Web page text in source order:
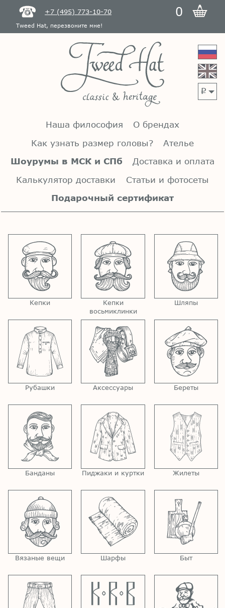
+7 (495) 773-10-70 0
Tweed Hat, перезвоните мне!
p
Наша философия
О брендах
Как узнать размер головы?
Ателье
Шоурумы в МСК и СПб
Доставка и оплата
Калькулятор доставки
Статьи и фотосеты
Подарочный сертификат
Кепки
Кепки
восьмиклинки
Шляпы
Рубашки Аксессуары Береты
Банданы Пиджаки и куртки Жилеты
Вязаные вещи Шарфы Быт